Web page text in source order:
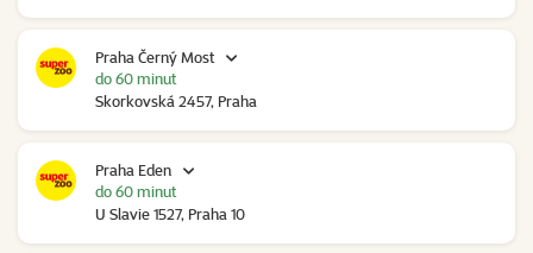
Praha Černý Most
Skorkovská 2457, Praha
do 60 minut
Praha Eden
U Slavie 1527, Praha 10
do 60 minut